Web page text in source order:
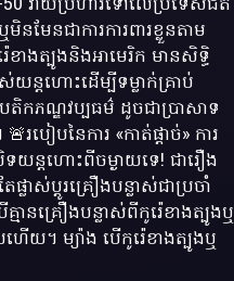
50 វាយប្រហារទៅលើប្រទេសជិត
ែនជាការការពារខ្លួនតាម
ខាងត្បូងនិងអាមេរិក មានសិទ្ធិ
ស់យន្តហោះដើម្បីទម្លាក់គ្រាប់
កភណ្ឌវប្បធម៌ ដូចជាប្រាសាទ
របៀបនៃការ «កាត់ផ្ដាច់» ការ
យន្តហោះពីចម្ងាយទេ! ជារឿង
ាស់ប្តូរគ្រឿងបន្លាស់ជាប្រចាំ
មានគ្រឿងបន្លាស់ពីកូរ៉េខាងត្បូងឬ
ើយ។ ម្យ៉ាង បើកូរ៉េខាងត្បូងឬ